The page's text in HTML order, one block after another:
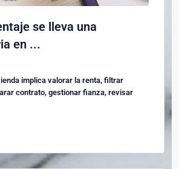
se lleva una
en ...
implica valorar la renta, filtrar
contrato, gestionar fianza, revisar